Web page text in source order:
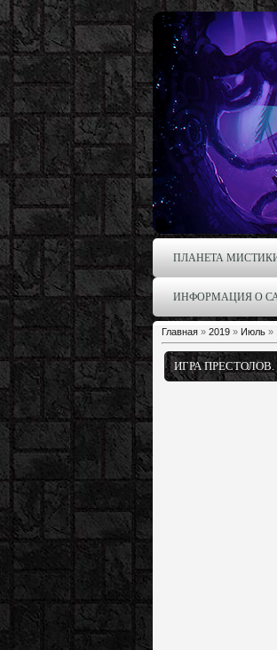
ПЛАНЕТА
ИНФОРМАЦИЯ О
Главная » 2019 » Июль »
ИГРА